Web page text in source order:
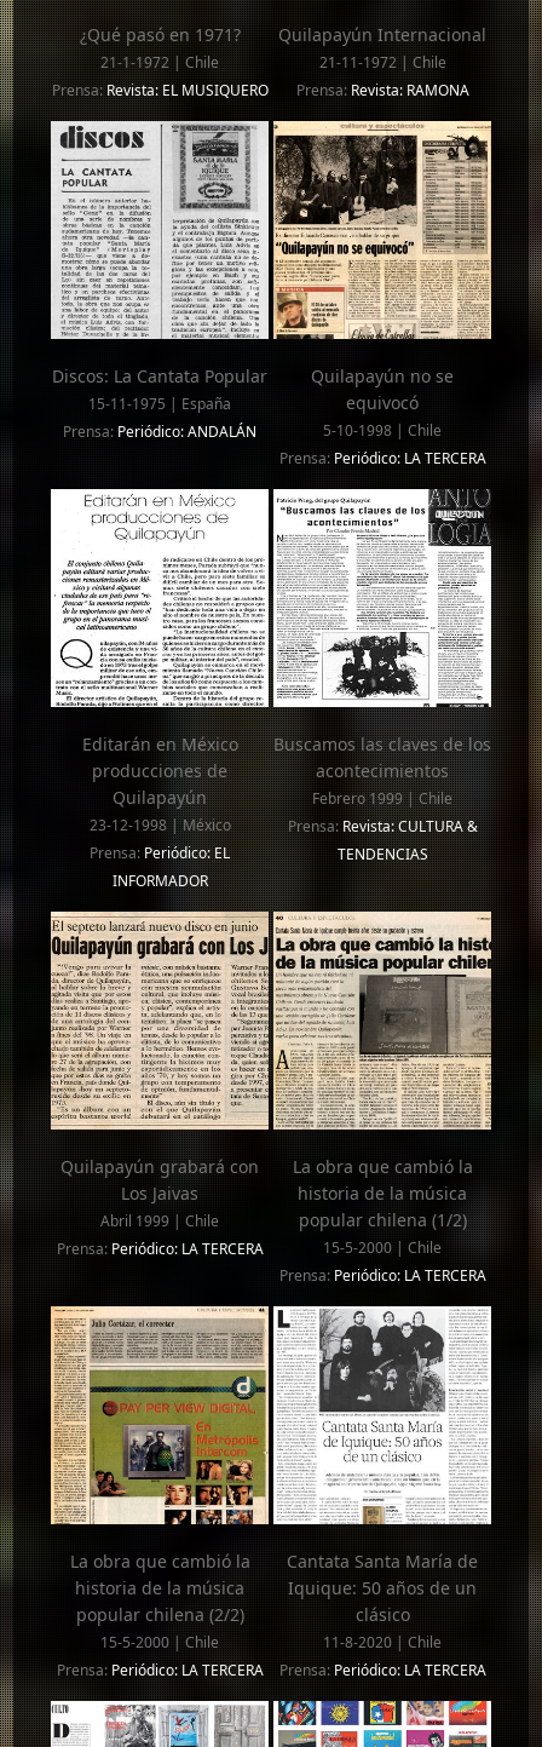
¿Qué pasó en 1971?
21-1-1972 | Chile
Prensa:Revista: EL MUSIQUERO
Quilapayún Internacional
21-11-1972 | Chile
Prensa: Revista: RAMONA
Discos: La Cantata Popular
15-11-1975 | España
Prensa: Periódico: ANDALÁN
Quilapayún no se
equivocó
5-10-1998 | Chile
Prensa: Periódico: LA TERCERA
Editarán en México
producciones de
Quilapayún
23-12-1998 | México
Prensa: Periódico: EL
INFORMADOR
Buscamos las claves de los
acontecimientos
Febrero 1999 | Chile
Prensa: Revista: CULTURA &
TENDENCIAS
Quilapayún grabará con
Los Jaivas
Abril 1999 | Chile
Prensa: Periódico: LA TERCERA
La obra que cambió la
historia de la música
popular chilena (1/2)
15-5-2000 | Chile
Prensa: Periódico: LA TERCERA
La obra que cambió la
historia de la música
popular chilena (2/2)
15-5-2000 | Chile
Prensa: Periódico: LA TERCERA
Cantata Santa María de
Iquique: 50 años de un
clásico
11-8-2020 | Chile
Prensa: Periódico: LA TERCERA